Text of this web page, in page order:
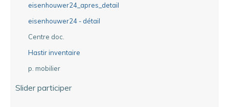
eisenhouwer24_apres_detail
eisenhouwer24 - détail
Centre doc.
Hastir inventaire
p. mobilier
Slider participer